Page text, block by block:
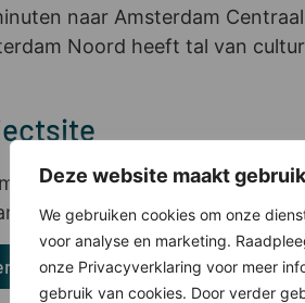
Deze website maakt
We gebruiken cookies om onze
voor analyse en marketing.
onze Privacyverklaring voor meer
gebruik van cookies. Door verder
naar Amsterdam
Noord heeft tal van
in Noordhof 5?
12 mei (17:00 uur).
voor het woningaanbod